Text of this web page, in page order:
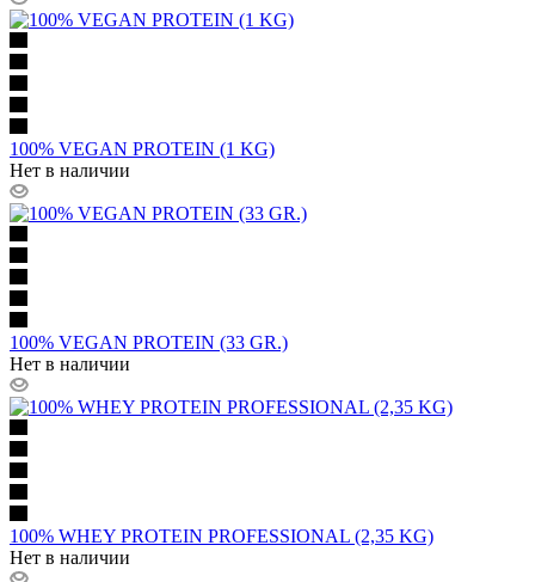
100% VEGAN PROTEIN (1 KG)
Нет в наличии
100% VEGAN PROTEIN (33 GR.)
Нет в наличии
100% WHEY PROTEIN PROFESSIONAL (2,35 KG)
Нет в наличии